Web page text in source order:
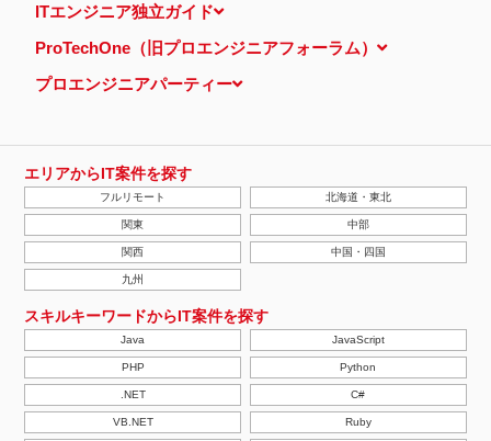
ITエンジニア独立ガイド
ProTechOne（旧プロエンジニアフォーラム）
プロエンジニアパーティー
エリアからIT案件を探す
フルリモート 北海道・東北
関東 中部
関西 中国・四国
九州
スキルキーワードからIT案件を探す
Java JavaScript
PHP Python
.NET C#
VB.NET Ruby